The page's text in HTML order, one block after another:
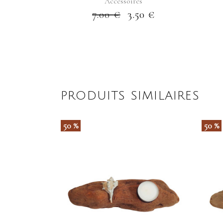
7.00€ 3.50 €
PRODUITS SIMILAIRES
50 % 50 %